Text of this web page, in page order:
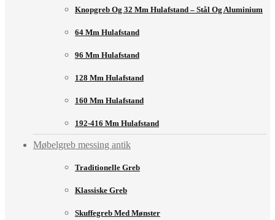
Knopgreb Og 32 Mm Hulafstand – Stål Og Aluminium
64 Mm Hulafstand
96 Mm Hulafstand
128 Mm Hulafstand
160 Mm Hulafstand
192-416 Mm Hulafstand
Møbelgreb messing antik
Traditionelle Greb
Klassiske Greb
Skuffegreb Med Mønster